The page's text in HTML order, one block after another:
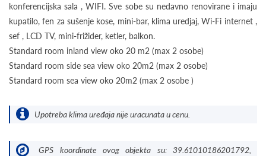
konferencijska sala , WIFI. Sve sobe su nedavno renovirane i imaju
kupatilo, fen za sušenje kose, mini-bar, klima uredjaj, Wi-Fi internet ,
sef , LCD TV, mini-frižider, ketler, balkon.
Standard room inland view oko 20 m2 (max 2 osobe)
Standard room side sea view oko 20m2 (max 2 osobe)
Standard room sea view oko 20m2 (max 2 osobe )
Upotreba klima uređaja nije uracunata u cenu.
GPS koordinate ovog objekta su: 39.61010186201792,